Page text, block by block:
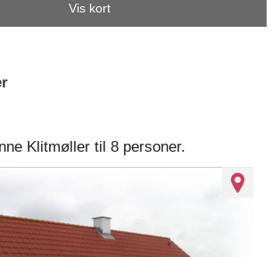
Vis kort
Klitmøller til 8 personer.